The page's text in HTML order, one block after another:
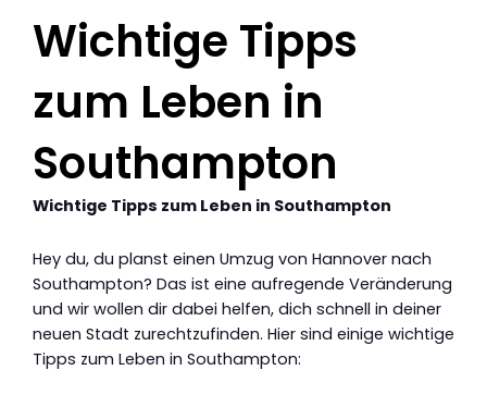
Wichtige Tipps
zum Leben in
Southampton
Wichtige Tipps zum Leben in Southampton
Hey du, du planst einen Umzug von Hannover nach
Southampton? Das ist eine aufregende Veränderung
und wir wollen dir dabei helfen, dich schnell in deiner
neuen Stadt zurechtzufinden. Hier sind einige wichtige
Tipps zum Leben in Southampton: